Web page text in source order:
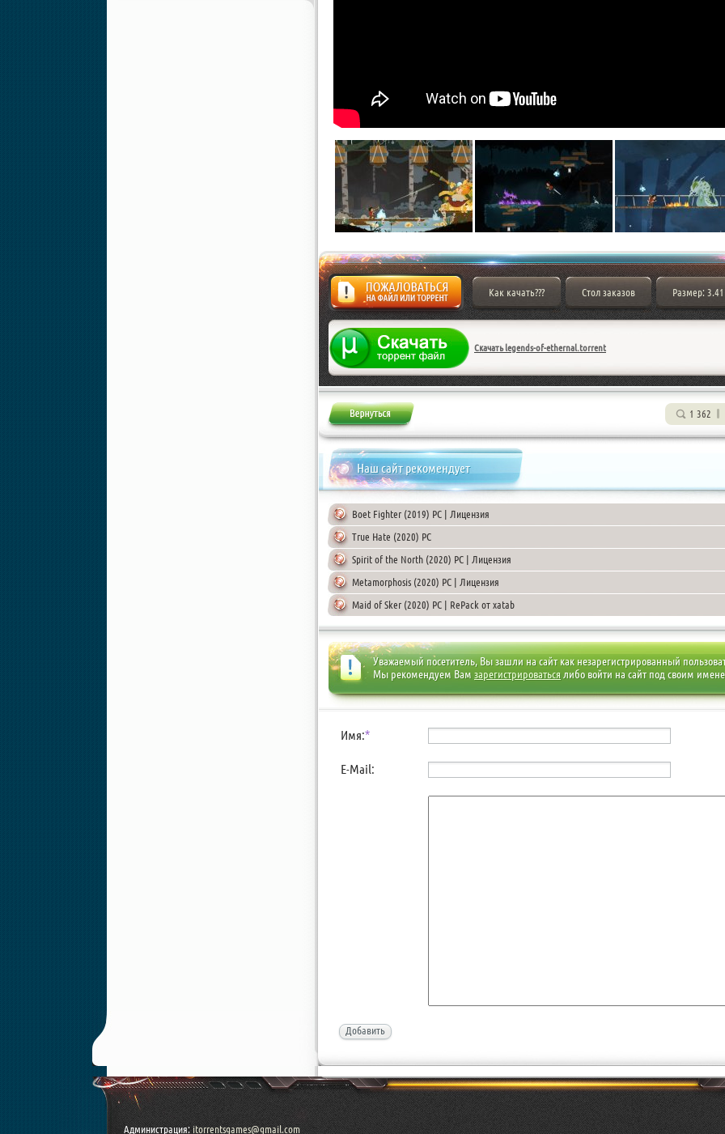
Жалоба
Как качать??? Стол заказов Размер:
Скачать legends-of-ethernal.torrent
1 362
Наш сайт рекомендует
Boet Fighter (2019) PC | Лицензия
True Hate (2020) PC
Spirit of the North (2020) PC | Лицензия
Metamorphosis (2020) PC | Лицензия
Maid of Sker (2020) PC | RePack от xatab
Уважаемый посетитель, Вы зашли на сайт как незарегистрированный
Мы рекомендуем Вам зарегистрироватьсялибо войти на сайт под своим
Имя:*
E-Mail:
Добавить
Администрация:itorrentsgames@gmail.com